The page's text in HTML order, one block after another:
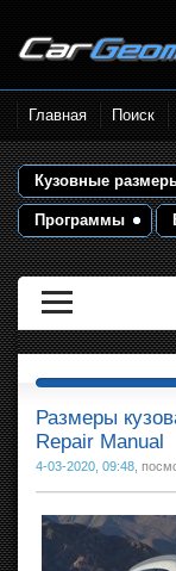
Размеры кузова
Контрольные
размеры.
Главная Поиск
Кузовные
Программы
Размеры
Repair Manual
4-03-2020, 09:48 ,